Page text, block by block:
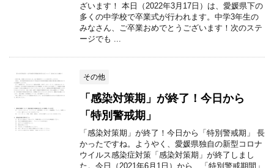
ざいます！ 本日（2022年3月17日）は、愛媛県下の
多くの中学校で卒業式が行われます。中学3年生の
みなさん、ご卒業おめでとうございます！次のステ
ージでも ...
その他
「感染対策期」が終了！今日から
「特別警戒期」
「感染対策期」が終了！今日から「特別警戒期」 長
かったですね。ようやく、愛媛県独自の新型コロナ
ウイルス感染症対策「感染対策期」が終了しまし
た。今日（2021年6月1日）から、「特別警戒期間」